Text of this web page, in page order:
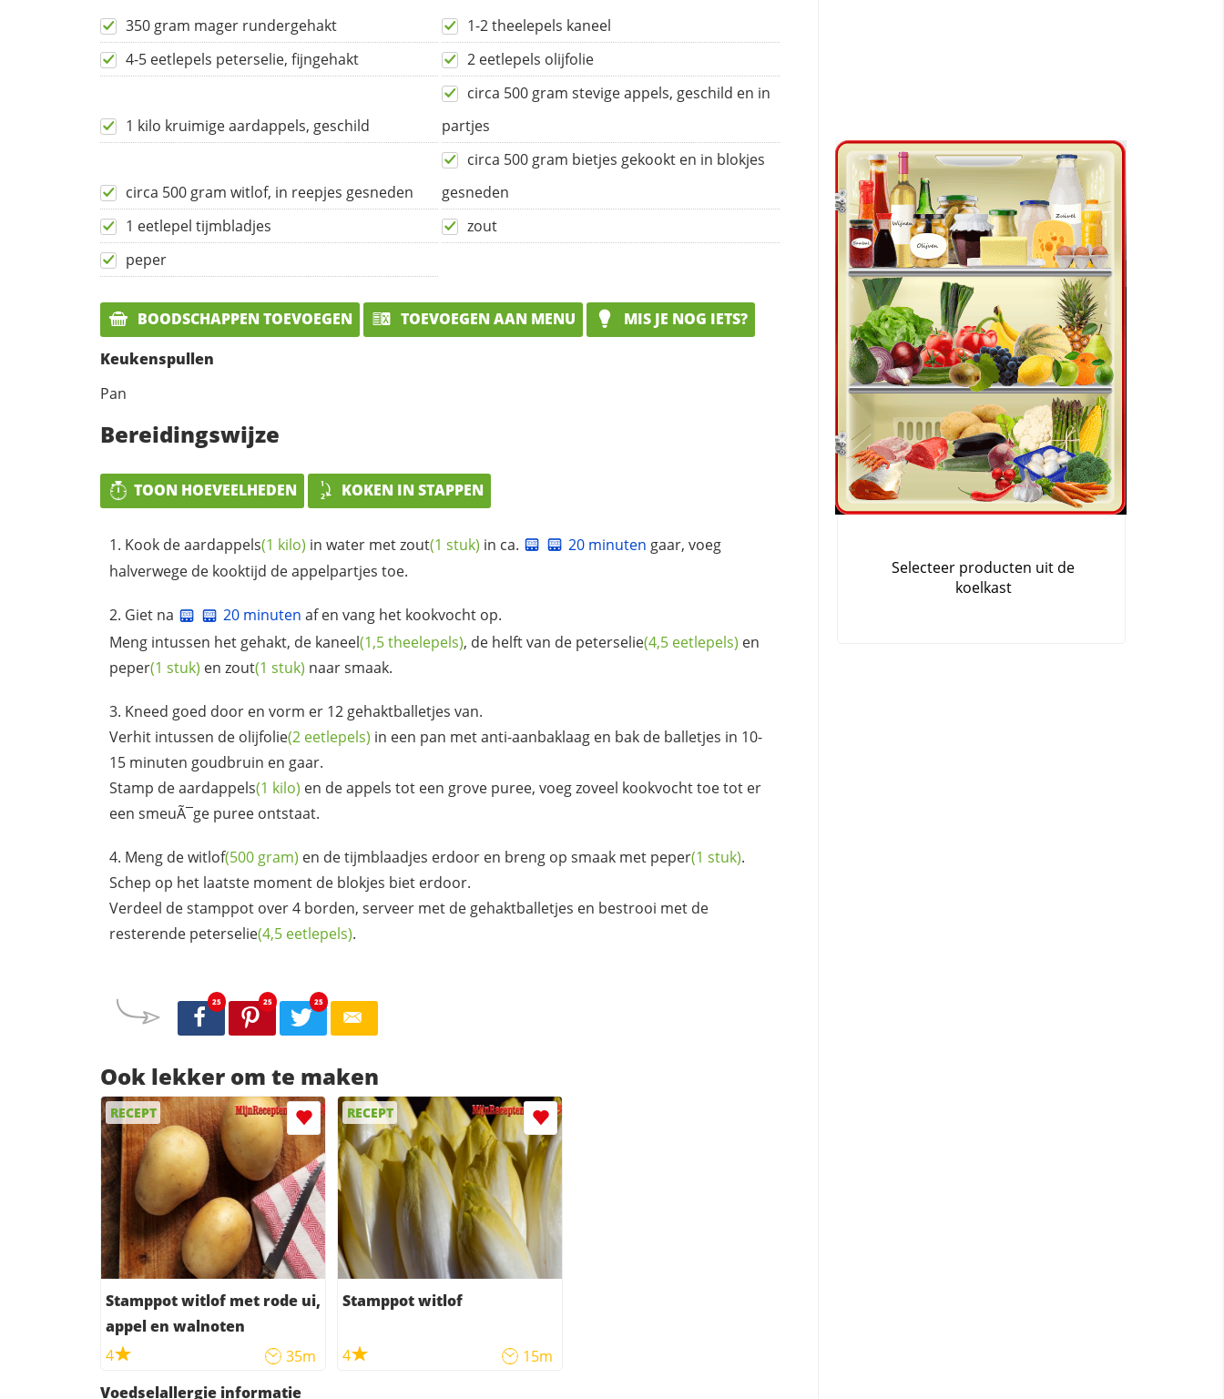
350 gram mager rundergehakt
1-2 theelepels kaneel
4-5 eetlepels peterselie, fijngehakt
2 eetlepels olijfolie
1 kilo kruimige aardappels, geschild
circa 500 gram stevige appels, geschild en in
partjes
circa 500 gram witlof, in reepjes gesneden
circa 500 gram bietjes gekookt en in blokjes
gesneden
1 eetlepel tijmbladjes
zout
peper
BOODSCHAPPEN TOEVOEGEN TOEVOEGEN AAN MENU
MIS JE NOG IETS?
Keukenspullen
Pan
Bereidingswijze
TOON HOEVEELHEDEN KOKEN IN STAPPEN
Kook deaardappels(1 kilo) in water metzout(1 stuk) in ca. 20 minuten gaar, voeg
halverwege de kooktijd de appelpartjes toe.
Giet na 20 minuten af en vang het kookvocht op.
Meng intussen het gehakt, de kaneel(1,5 theelepels), de helft van de peterselie(4,5 eetlepels) en
peper(1 stuk) en zout(1 stuk) naar smaak.
Kneed goed door en vorm er 12 gehaktballetjes van.
Verhit intussen de olijfolie(2 eetlepels) in een pan met anti-aanbaklaag en bak de balletjes in 10-
15 minuten goudbruin en gaar.
Stamp deaardappels(1 kilo) en de appels tot een grove puree, voeg zoveel kookvocht toe tot er
een smeuÃ¯ge puree ontstaat.
Meng dewitlof(500 gram) en de tijmblaadjes erdoor en breng op smaak met peper(1 stuk).
Schep op het laatste moment de blokjes biet erdoor.
Verdeel de stamppot over 4 borden, serveer met de gehaktballetjes en bestrooi met de
resterende peterselie(4,5 eetlepels).
25 25 25
Ook lekker om te maken
RECEPT
Stamppot witlof met rode ui,
appel en walnoten
4
35m
RECEPT
Stamppot witlof
4
15m
Voedselallergie informatie